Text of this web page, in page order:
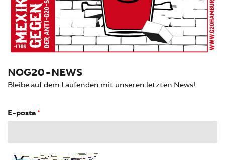
NOG20-NEWS
Bleibe auf dem Laufenden mit unseren letzten News!
E-posta *